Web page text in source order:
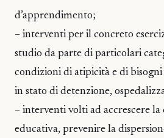
d’apprendimento;
– interventi per il concreto
studio da parte di particolari
condizioni di atipicità e di
in stato di detenzione,
– interventi volti ad accrescere la
educativa, prevenire la